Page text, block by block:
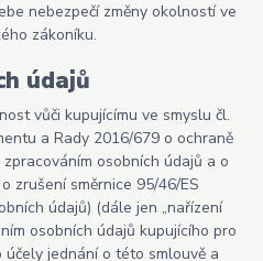
nebezpečí změny okolností ve
zákoníku.
údajů
vůči kupujícímu ve smyslu čl.
a Rady 2016/679 o ochraně
osobních údajů a o
zrušení směrnice 95/46/ES
údajů) (dále jen „nařízení
osobních údajů kupujícího pro
jednání o této smlouvě a